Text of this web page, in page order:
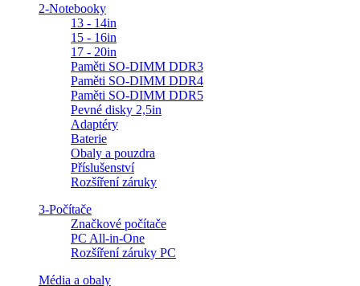
2-Notebooky
13 - 14in
15 - 16in
17 - 20in
Paměti SO-DIMM DDR3
Paměti SO-DIMM DDR4
Paměti SO-DIMM DDR5
Pevné disky 2,5in
Adaptéry
Baterie
Obaly a pouzdra
Příslušenství
Rozšíření záruky
3-Počítače
Značkové počítače
PC All-in-One
Rozšíření záruky PC
Média a obaly